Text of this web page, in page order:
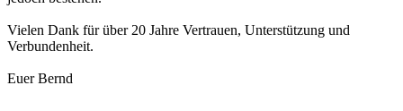
Vielen Dank für über 20 Jahre Vertrauen, Unterstützung und
Verbundenheit.
Euer Bernd